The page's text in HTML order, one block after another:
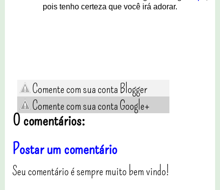
pois tenho certeza que você irá adorar.
Comente com sua conta Blogger
Comente com sua conta Google+
0 comentários:
Postar um comentário
Seu comentário é sempre muito bem vindo!